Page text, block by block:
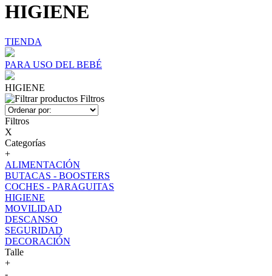
HIGIENE
TIENDA
PARA USO DEL BEBÉ
HIGIENE
Filtros
Filtros
X
Categorías
+
ALIMENTACIÓN
BUTACAS - BOOSTERS
COCHES - PARAGUITAS
HIGIENE
MOVILIDAD
DESCANSO
SEGURIDAD
DECORACIÓN
Talle
+
-